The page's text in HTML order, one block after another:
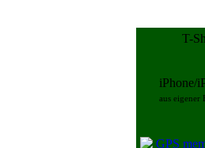
T-
iPhone/
aus eigener